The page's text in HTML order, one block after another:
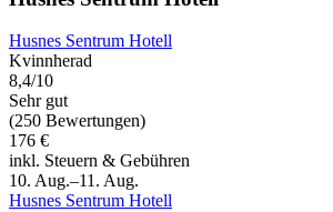
Husnes Sentrum Hotell
Kvinnherad
8,4/10
Sehr gut
(250 Bewertungen)
176 €
inkl. Steuern & Gebühren
10. Aug.–11. Aug.
Husnes Sentrum Hotell